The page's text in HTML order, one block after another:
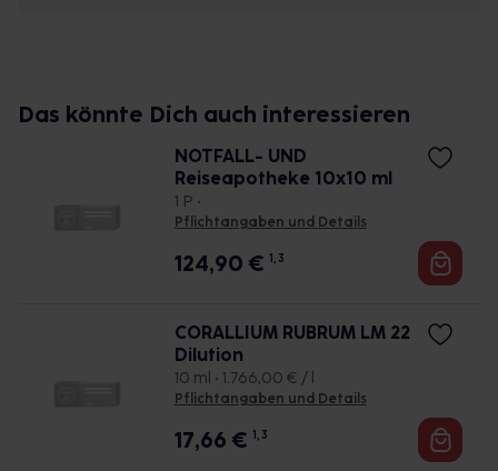
Das könnte Dich auch interessieren
NOTFALL- UND
Reiseapotheke 10x10 ml
1 P •
Pflichtangaben und Details
124,90 € 1, 3
CORALLIUM RUBRUM LM 22
Dilution
10 ml • 1.766,00 € / l
Pflichtangaben und Details
17,66 € 1, 3